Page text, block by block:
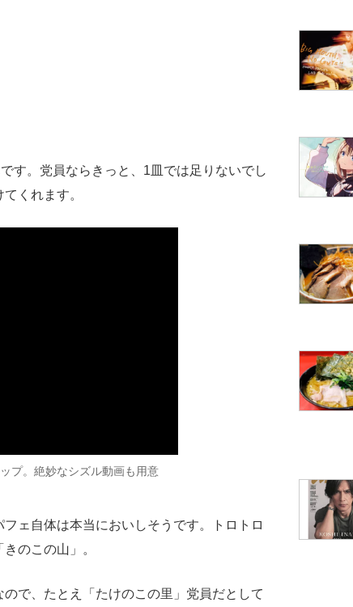
す。党員ならきっと、1皿では足りないでし
くれます。
プ。絶妙なシズル動画も用意
ェ自体は本当においしそうです。トロトロ
のこの山」。
で、たとえ「たけのこの里」党員だとして